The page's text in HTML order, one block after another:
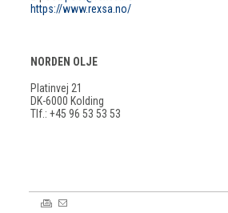
https://www.rexsa.no/
NORDEN OLJE
Platinvej 21
DK-6000 Kolding
Tlf.: +45 96 53 53 53